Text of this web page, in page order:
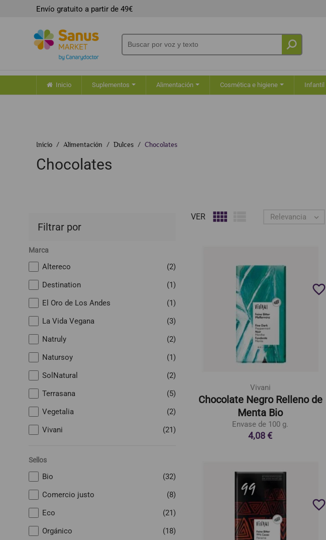
Envío gratuito a partir de 49€
Inicio Suplementos Alimentación Cosmética e higiene Infantil
Inicio Alimentación Dulces Chocolates
Chocolates
Filtrar por
Marca
Altereco
(2)
Destination
(1)
El Oro de Los Andes
(1)
La Vida Vegana
(3)
Natruly
(2)
Natursoy
(1)
SolNatural
(2)
Terrasana
(5)
Vegetalia
(2)
Vivani
(21)
Sellos
Bio
(32)
Comercio justo
(8)
Eco
(21)
Orgánico
(18)
VER  Relevancia 
Vivani
Chocolate Negro Relleno de
Menta Bio
Envase de 100 g.
4,08 €
favorite_border
favorite_border